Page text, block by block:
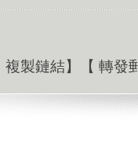
複製鏈結】【 轉發